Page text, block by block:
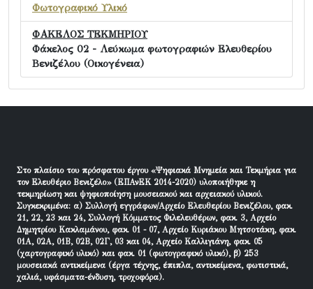
Φωτογραφικό Υλικό
ΦΑΚΕΛΟΣ ΤΕΚΜΗΡΙΟΥ
Φάκελος 02 - Λεύκωμα φωτογραφιών Ελευθερίου
Βενιζέλου (Οικογένεια)
Στο πλαίσιο του πρόσφατου έργου «Ψηφιακά Μνημεία και Τεκμήρια για
τον Ελευθέριο Βενιζέλο» (ΕΠΑνΕΚ 2014-2020) υλοποιήθηκε η
τεκμηρίωση και ψηφιοποίηση μουσειακού και αρχειακού υλικού.
Συγκεκριμένα: α) Συλλογή εγγράφων/Αρχείο Ελευθερίου Βενιζέλου, φακ.
21, 22, 23 και 24, Συλλογή Κόμματος Φιλελευθέρων, φακ. 3, Αρχείο
Δημητρίου Κακλαμάνου, φακ. 01 - 07, Αρχείο Κυριάκου Μητσοτάκη, φακ.
01Α, 02Α, 01Β, 02Β, 02Γ, 03 και 04, Αρχείο Καλλιγιάνη, φακ. 05
(χαρτογραφικό υλικό) και φακ. 01 (φωτογραφικό υλικό), β) 253
μουσειακά αντικείμενα (έργα τέχνης, έπιπλα, αντικείμενα, φωτιστικά,
χαλιά, υφάσματα-ένδυση, τροχοφόρα).